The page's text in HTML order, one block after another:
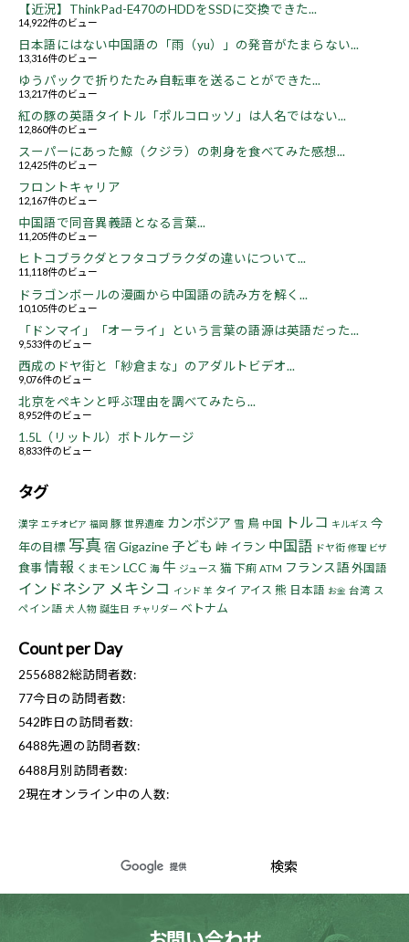
【近況】ThinkPad-E470のHDDをSSDに交換できた...
14,922件のビュー
日本語にはない中国語の「雨（yu）」の発音がたまらない...
13,316件のビュー
ゆうパックで折りたたみ自転車を送ることができた...
13,217件のビュー
紅の豚の英語タイトル「ポルコロッソ」は人名ではない...
12,860件のビュー
スーパーにあった鯨（クジラ）の刺身を食べてみた感想...
12,425件のビュー
フロントキャリア
12,167件のビュー
中国語で同音異義語となる言葉...
11,205件のビュー
ヒトコブラクダとフタコブラクダの違いについて...
11,118件のビュー
ドラゴンボールの漫画から中国語の読み方を解く...
10,105件のビュー
「ドンマイ」「オーライ」という言葉の語源は英語だった...
9,533件のビュー
西成のドヤ街と「紗倉まな」のアダルトビデオ...
9,076件のビュー
北京をペキンと呼ぶ理由を調べてみたら...
8,952件のビュー
1.5L（リットル）ボトルケージ
8,833件のビュー
タグ
漢字 エチオピア 福岡 豚 世界遺産 カンボジア 雪 鳥 中国 トルコ キルギス 今
年の目標 写真 宿 Gigazine子ども 峠 イラン 中国語 ドヤ街 修理 ビザ
食事情報 くまモン LCC 海 牛 ジュース 猫 下痢 ATM フランス語 外国語
インドネシア メキシコ インド 羊 タイ アイス 熊 日本語 お金 台湾 ス
ペイン語 犬 人物 誕生日 チャリダー ベトナム
Count per Day
2556882総訪問者数:
77今日の訪問者数:
542昨日の訪問者数:
6488先週の訪問者数:
6488月別訪問者数:
2現在オンライン中の人数: